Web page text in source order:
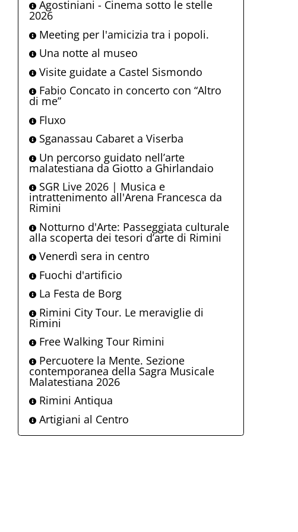
Agostiniani - Cinema sotto le stelle
2026
Meeting per l'amicizia tra i popoli.
Una notte al museo
Visite guidate a Castel Sismondo
Fabio Concato in concerto con “Altro
di me”
Fluxo
Sganassau Cabaret a Viserba
Un percorso guidato nell’arte
malatestiana da Giotto a Ghirlandaio
SGR Live 2026 | Musica e
intrattenimento all'Arena Francesca da
Rimini
Notturno d'Arte: Passeggiata culturale
alla scoperta dei tesori d’arte di Rimini
Venerdì sera in centro
Fuochi d'artificio
La Festa de Borg
Rimini City Tour. Le meraviglie di
Rimini
Free Walking Tour Rimini
Percuotere la Mente. Sezione
contemporanea della Sagra Musicale
Malatestiana 2026
Rimini Antiqua
Artigiani al Centro